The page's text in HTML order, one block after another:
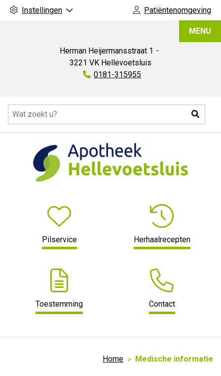
Instellingen Patiëntenomgeving
Herman Heijermansstraat 1
3221 VK Hellevoetsluis
Tel:
0181-315955
MENU
Pilservice Herhaalrecepten
Toestemming Contact
Home Medische informatie